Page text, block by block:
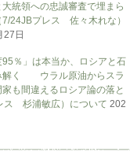
統領への忠誠審査で埋まら
7/24JBプレス 佐々木れな）
27日
95％」は本当か、ロシアと石
解く ウラル原油からスラ
も間違えるロシア論の落と
ス 杉浦敏広）について 202